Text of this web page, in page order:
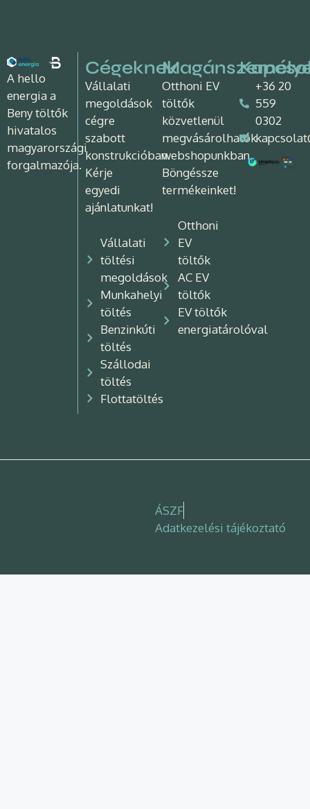
A hello
energia a
Beny töltők
hivatalos
magyarországi
forgalmazója.
Cégeknek
Vállalati
megoldások
cégre
szabott
konstrukcióban.
Kérje
egyedi
ajánlatunkat!
Vállalati
töltési
megoldások
Munkahelyi
töltés
Benzinkúti
töltés
Szállodai
töltés
Flottatöltés
Otthoni EV
töltők
közvetlenül
megvásárolhatók
webshopunkban.
Böngéssze
termékeinket!
Otthoni
EV
töltők
AC EV
töltők
EV töltők
energiatárolóval
+36 20
559
0302
ÁSZF
Adatkezelési tájékoztató